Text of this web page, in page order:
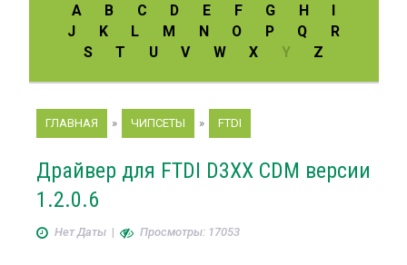
A B C D E F G H
I
J
K L M N O P Q
R
S
T U V W X Y Z
ГЛАВНАЯ » ЧИПСЕТЫ » FTDI
Драйвер для FTDI D3XX CDM версии
1.2.0.6
Нет Даты| Просмотры: 17053